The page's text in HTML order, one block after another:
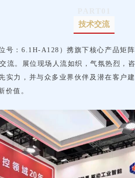
技术交流
号：6.1H-A128）携旗下核心产品矩
流。展位现场人流如织，气氛热烈
实力，并与众多业界伙伴及潜在客户
价值。